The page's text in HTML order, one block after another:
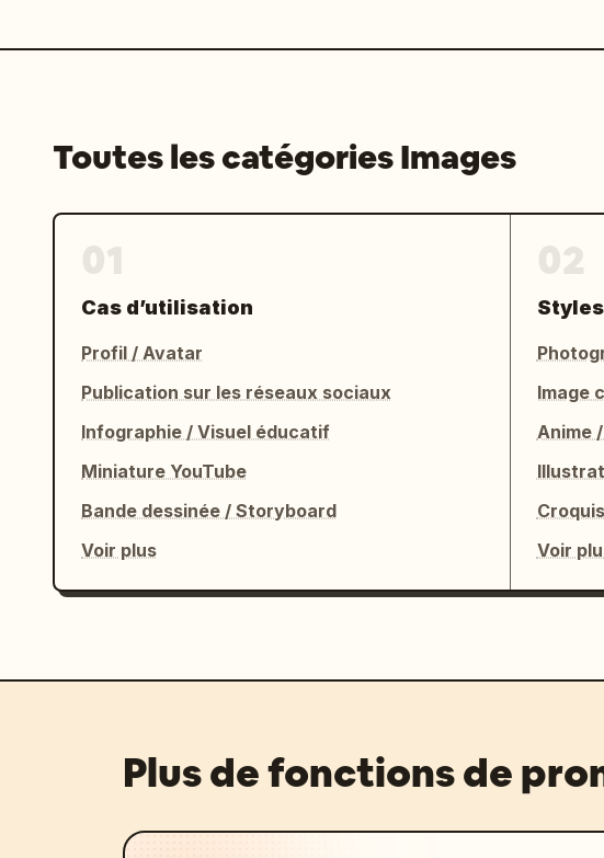
Toutes les catégories Images
Cas d’utilisation
Profil / Avatar
Publication sur les réseaux sociaux
Infographie / Visuel éducatif
Miniature YouTube
Bande dessinée / Storyboard
Voir plus
Styles
Anime
Voir
Plus de fonctions de